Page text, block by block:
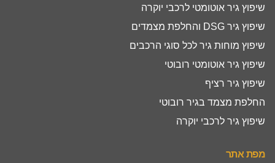
שיפוץ גיר אוטומטי לרכבי יוקרה
שיפוץ גיר DSG והחלפת מצמדים
שיפוץ מוחות גיר לכל סוגי הרכבים
שיפוץ גיר אוטומטי רובוטי
שיפוץ גיר רציף
החלפת מצמד בגיר רובוטי
שיפוץ גיר לרכבי יוקרה
מפת אתר